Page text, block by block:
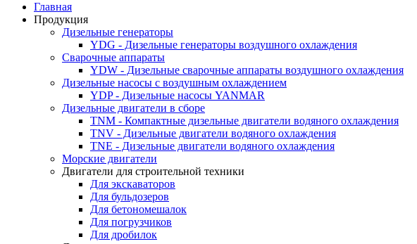
Главная
Продукция
Дизельные генераторы
YDG - Дизельные генераторы воздушного охлаждения
Cварочные аппараты
YDW - Дизельные сварочные аппараты воздушного охлаждения
Дизельные насосы с воздушным охлаждением
YDP - Дизельные насосы YANMAR
Дизельные двигатели в сборе
TNM - Компактные дизельные двигатели водяного охлаждения
TNV - Дизельные двигатели водяного охлаждения
TNE - Дизельные двигатели водяного охлаждения
Морские двигатели
Двигатели для строительной техники
Для экскаваторов
Для бульдозеров
Для бетономешалок
Для погрузчиков
Для дробилок